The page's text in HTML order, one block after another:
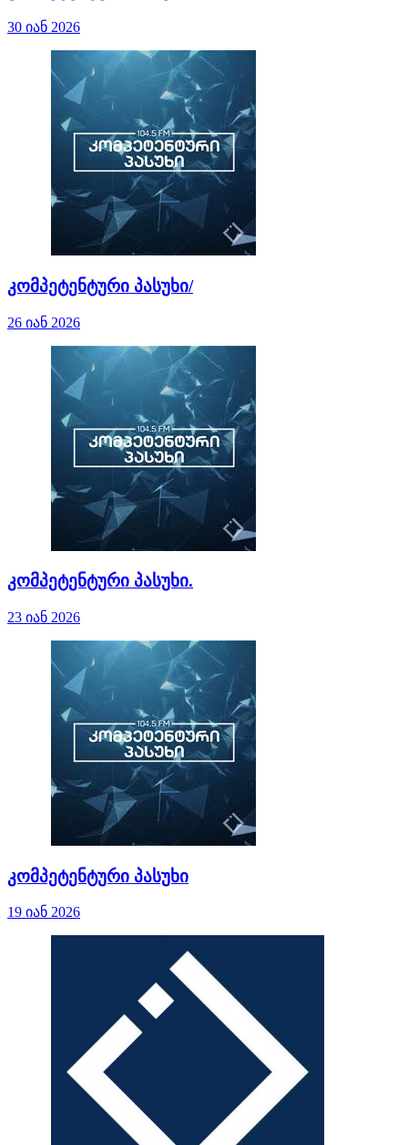
30 იან 2026
კომპეტენტური პასუხი/
26 იან 2026
კომპეტენტური პასუხი.
23 იან 2026
კომპეტენტური პასუხი
19 იან 2026